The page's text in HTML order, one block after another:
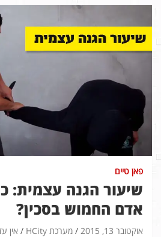
פאן טיים
שיעור הגנה עצמית:
אדם החמוש בסכין?
אוקטובר 13, 2015 מערכת HCity אין